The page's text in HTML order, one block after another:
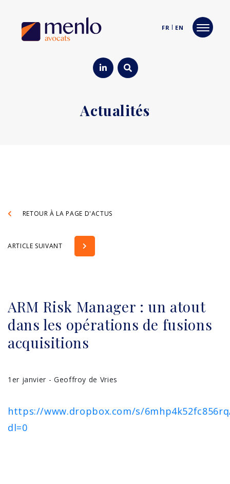
FR EN
Actualités
RETOUR À LA PAGE D'ACTUS
ARTICLE SUIVANT
ARM Risk Manager : un atout
dans les opérations de fusions
acquisitions
1er janvier - Geoffroy de Vries
https://www.dropbox.com/s/6mhp4k52fc856rq/
dl=0